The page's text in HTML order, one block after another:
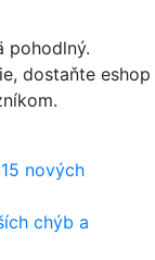
pohodlný.
dostaňte eshop
nových
chýb a